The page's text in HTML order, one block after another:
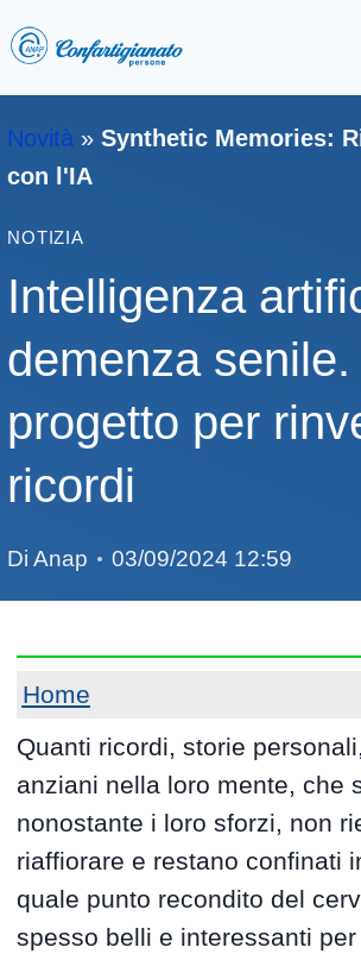
Novità »Synthetic Memories:
con l'IA
NOTIZIA
Intelligenza
demenza senile.
progetto per
ricordi
Di Anap 03/09/2024 12:59
Home
Quanti ricordi, storie
anziani nella loro mente, che
nonostante i loro sforzi, non
riaffiorare e restano confinati
quale punto recondito del
spesso belli e interessanti